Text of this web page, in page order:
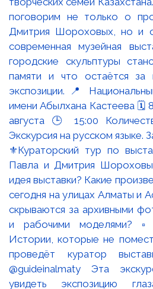
⚜️Кураторский тур по
Павла и Дмитрия
идея выставки? Какие
сегодня на улицах Алматы и
скрываются за архивными
и рабочими моделями? ▫️
Истории, которые не
проведёт куратор
@guideinalmaty Эта
увидеть экспозицию